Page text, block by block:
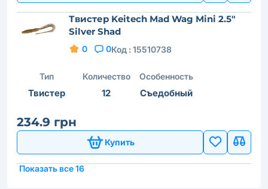
Твистер Keitech Mad Wag Mini 2.5"
Silver Shad
0 0Код : 15510738
Тип
Твистер
Количество
12
Особенность
Съедобный
234.9 грн
Купить
Показать все 16